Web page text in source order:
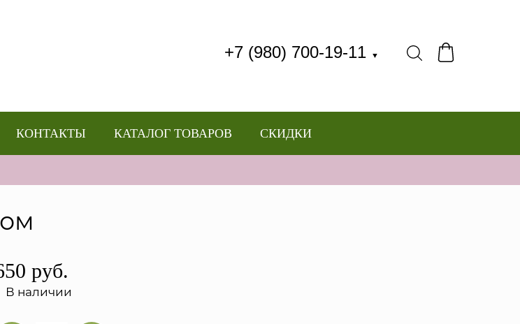
+7 (980) 700-19-11 ▼
КОНТАКТЫ КАТАЛОГ ТОВАРОВ СКИДКИ
руб.
В наличии